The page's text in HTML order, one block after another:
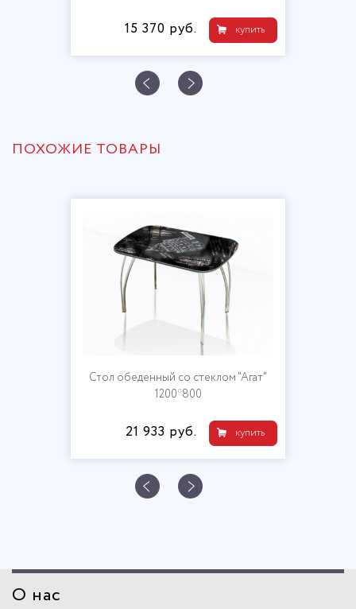
купить
15 370 руб.
ПОХОЖИЕ ТОВАРЫ
Стол обеденный со стеклом "Агат"
1200*800
купить
21 933 руб.
О нас